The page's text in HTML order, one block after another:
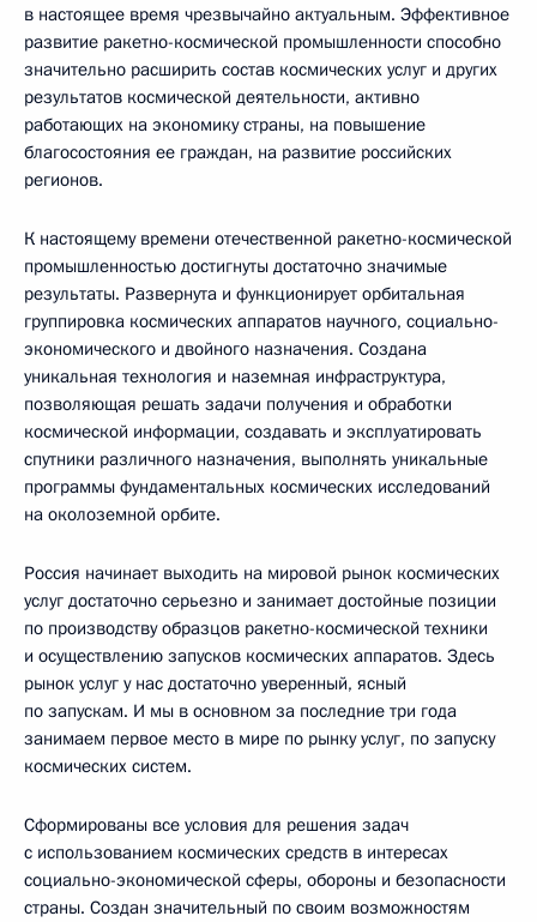
в настоящее время чрезвычайно актуальным. Эффективное
развитие ракетно-космической промышленности способно
значительно расширить состав космических услуг и других
результатов космической деятельности, активно
работающих на экономику страны, на повышение
благосостояния ее граждан, на развитие российских
регионов.
К настоящему времени отечественной ракетно-космической
промышленностью достигнуты достаточно значимые
результаты. Развернута и функционирует орбитальная
группировка космических аппаратов научного, социально-
экономического и двойного назначения. Создана
уникальная технология и наземная инфраструктура,
позволяющая решать задачи получения и обработки
космической информации, создавать и эксплуатировать
спутники различного назначения, выполнять уникальные
программы фундаментальных космических исследований
на околоземной орбите.
Россия начинает выходить на мировой рынок космических
услуг достаточно серьезно и занимает достойные позиции
по производству образцов ракетно-космической техники
и осуществлению запусков космических аппаратов. Здесь
рынок услуг у нас достаточно уверенный, ясный
по запускам. И мы в основном за последние три года
занимаем первое место в мире по рынку услуг, по запуску
космических систем.
Сформированы все условия для решения задач
с использованием космических средств в интересах
социально-экономической сферы, обороны и безопасности
страны. Создан значительный по своим возможностям